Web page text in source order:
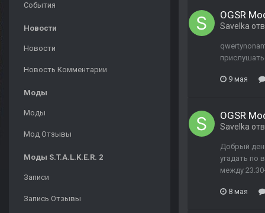
События
Новости
Новости
Новость Комментарии
Моды
Моды
Мод Отзывы
Моды S.T.A.L.K.E.R. 2
Записи
Запись Отзывы
OGSR
Savelka
9 мая
OGSR
Savelka
Добрый
угадать по
между
8 мая